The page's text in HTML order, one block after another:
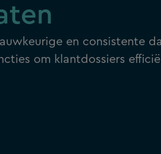
en consistente
om klantdossiers